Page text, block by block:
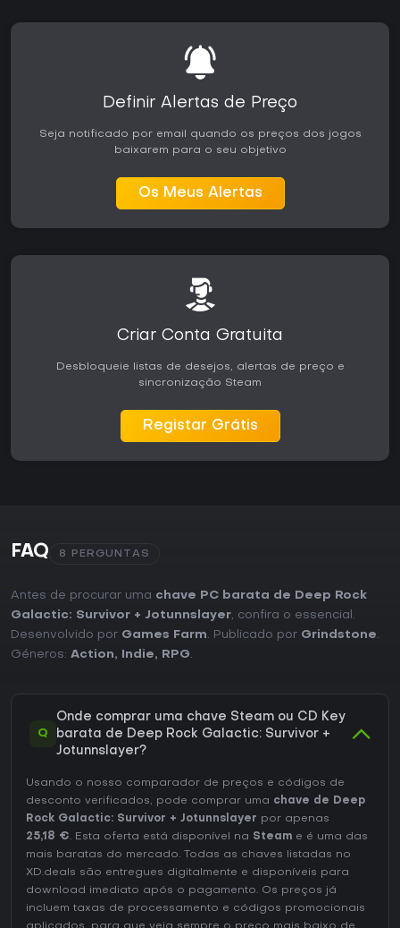
Definir Alertas de Preço
Seja notificado por email quando os preços dos jogos
baixarem para o seu objetivo
Os Meus Alertas
Criar Conta Gratuita
Desbloqueie listas de desejos, alertas de preço e
sincronização Steam
Registar Grátis
FAQ 8 PERGUNTAS
Antes de procurar uma chave PC barata de Deep Rock
Galactic: Survivor + Jotunnslayer, confira o essencial.
Desenvolvido por Games Farm. Publicado por Grindstone.
Géneros: Action, Indie, RPG.
Q
Onde comprar uma chave Steam ou CD Key
barata de Deep Rock Galactic: Survivor +
Jotunnslayer?
Usando o nosso comparador de preços e códigos de
desconto verificados, pode comprar uma chave de Deep
Rock Galactic: Survivor + Jotunnslayer por apenas
25,18 €. Esta oferta está disponível na Steam e é uma das
mais baratas do mercado. Todas as chaves listadas no
XD.deals são entregues digitalmente e disponíveis para
download imediato após o pagamento. Os preços já
incluem taxas de processamento e códigos promocionais